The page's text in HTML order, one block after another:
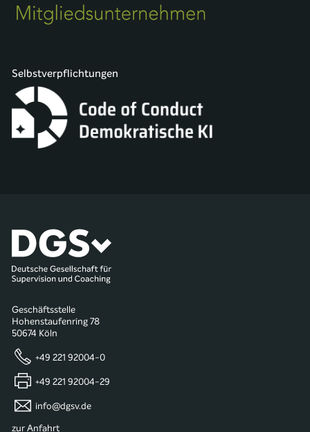
Selbstverpflichtungen
Geschäftsstelle
Hohenstaufenring 78
50674 Köln
+49 221 92004-0
+49 221 92004-29
info@dgsv.de
zur Anfahrt